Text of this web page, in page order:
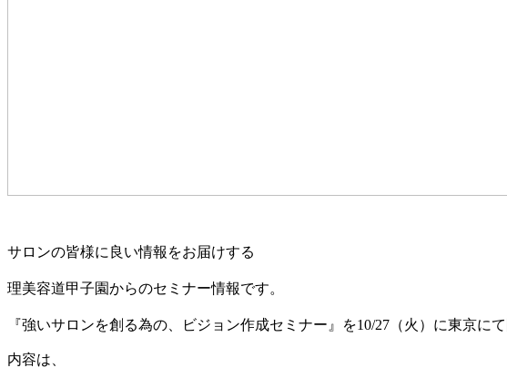
サロンの皆様に良い情報をお届けする
理美容道甲子園からのセミナー情報です。
『強いサロンを創る為の、ビジョン作成セミナー』を10/27（火）に東京にて
内容は、